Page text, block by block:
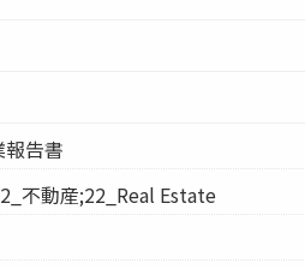
告書
不動産;22_Real Estate